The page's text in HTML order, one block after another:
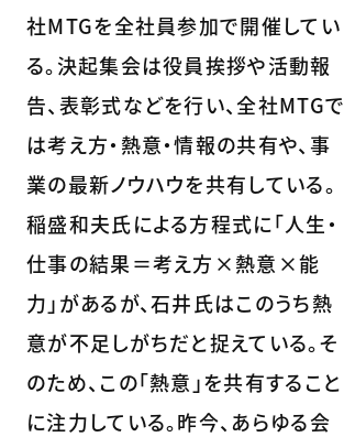
社MTGを全社員参加で開催してい
る。決起集会は役員挨拶や活動報
告、表彰式などを行い、全社MTGで
は考え方・熱意・情報の共有や、事
業の最新ノウハウを共有している。
稲盛和夫氏による方程式に「人生・
仕事の結果＝考え方×熱意×能
力」があるが、石井氏はこのうち熱
意が不足しがちだと捉えている。そ
のため、この「熱意」を共有すること
に注力している。昨今、あらゆる会